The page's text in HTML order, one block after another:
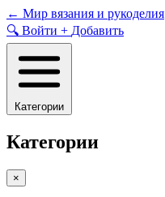
Skip
to
content
← Мир вязания и рукоделия
🔍 Войти + Добавить
Категории
Категории
×